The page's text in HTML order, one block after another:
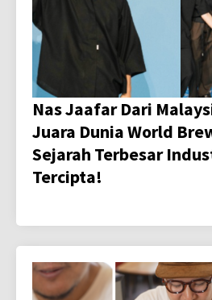
Nas Jaafar Dari
Juara Dunia World
Sejarah Terbesar
Tercipta!